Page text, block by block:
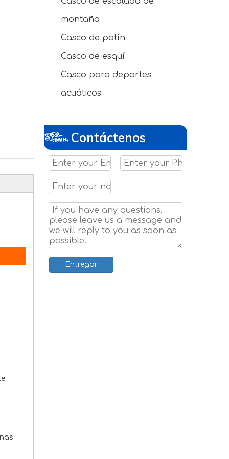
montaña
Casco de patín
Casco de esquí
Casco para deportes
acuáticos
Contáctenos
Entregar